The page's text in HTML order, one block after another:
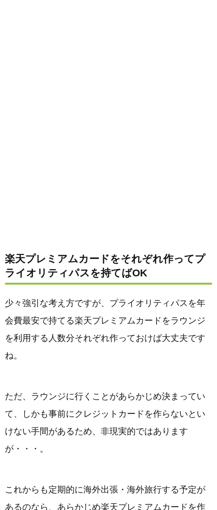
楽天プレミアムカードをそれぞれ作ってプ
ライオリティパスを持てばOK
少々強引な考え方ですが、プライオリティパスを年
会費最安で持てる楽天プレミアムカードをラウンジ
を利用する人数分それぞれ作っておけば大丈夫です
ね。
ただ、ラウンジに行くことがあらかじめ決まってい
て、しかも事前にクレジットカードを作らないとい
けない手間があるため、非現実的ではあります
が・・・。
これからも定期的に海外出張・海外旅行する予定が
あるのなら、あらかじめ楽天プレミアムカードを作